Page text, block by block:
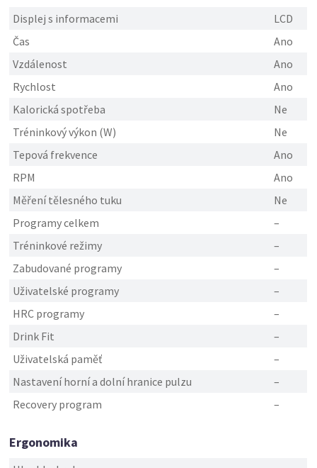
Displej s informacemi
LCD
Čas
Ano
Vzdálenost
Ano
Rychlost
Ano
Kalorická spotřeba
Ne
Tréninkový výkon (W)
Ne
Tepová frekvence
Ano
RPM
Ano
Měření tělesného tuku
Ne
Programy celkem
–
Tréninkové režimy
–
Zabudované programy
–
Uživatelské programy
–
HRC programy
–
Drink Fit
–
Uživatelská paměť
–
Nastavení horní a dolní hranice pulzu
–
Recovery program
–
Ergonomika